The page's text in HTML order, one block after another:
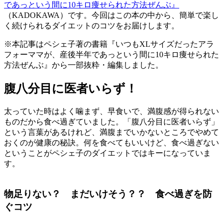
であっという間に10キロ痩せられた方法ぜんぶ』
（KADOKAWA）です。今回はこの本の中から、簡単で楽し
く続けられるダイエットのコツをお届けします。
※本記事はペシェ子著の書籍『いつもXLサイズだったアラ
フォーママが、産後半年であっという間に10キロ痩せられた
方法ぜんぶ』から一部抜粋・編集しました。
腹八分目に医者いらず！
太っていた時はよく噛まず、早食いで、満腹感が得られない
ものだから食べ過ぎていました。「腹八分目に医者いらず」
という言葉があるけれど、満腹までいかないところでやめて
おくのが健康の秘訣。何を食べてもいいけど、食べ過ぎない
ということがペシェ子のダイエットではキーになっていま
す。
物足りない？ まだいけそう？？ 食べ過ぎを防
ぐコツ